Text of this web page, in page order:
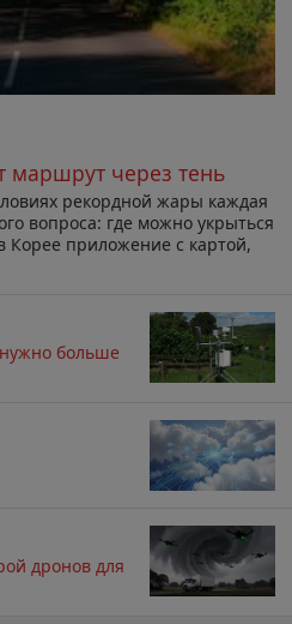
маршрут через тень
рекордной жары каждая
вопроса: где можно укрыться
Корее приложение с картой,
больше
дронов для